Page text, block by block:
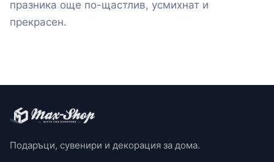
празника още по-щастлив, усмихнат и
прекрасен.
Подаръци, сувенири и декорация за дома.